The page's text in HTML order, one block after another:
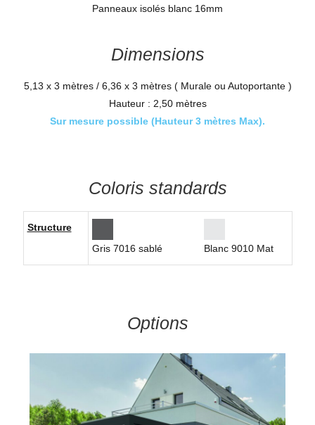
Panneaux isolés blanc 16mm
Dimensions
5,13 x 3 mètres / 6,36 x 3 mètres ( Murale ou Autoportante )
Hauteur : 2,50 mètres
Sur mesure possible (Hauteur 3 mètres Max).
Coloris standards
Structure
Gris 7016 sablé
Blanc 9010 Mat
Options